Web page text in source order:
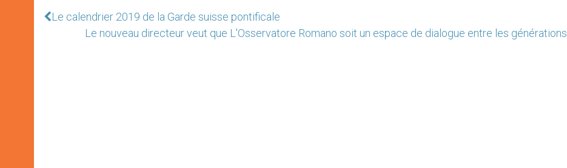
Le calendrier 2019 de la Garde suisse pontificale
Le nouveau directeur veut que L'Osservatore Romano soit un espace de dialogue entre les générations